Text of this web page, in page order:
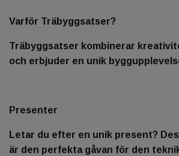
Varför Träbyggsatser?
Träbyggsatser kombinerar
och erbjuder en unik
Presenter
Letar du efter en unik present?
är den perfekta gåvan för den